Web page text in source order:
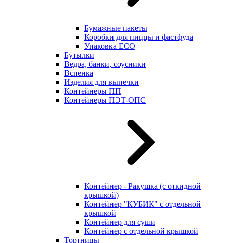
Бумажные пакеты
Коробки для пиццы и фастфуда
Упаковка ECO
Бутылки
Ведра, банки, соусники
Вспенка
Изделия для выпечки
Контейнеры ПП
Контейнеры ПЭТ-ОПС
Контейнер - Ракушка (с откидной
крышкой)
Контейнер "КУБИК" с отдельной
крышкой
Контейнер для суши
Контейнер с отдельной крышкой
Тортницы